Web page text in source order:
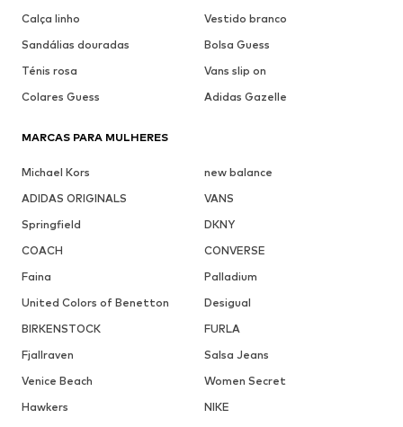
Calça linho
Vestido branco
Sandálias douradas
Bolsa Guess
Ténis rosa
Vans slip on
Colares Guess
Adidas Gazelle
MARCAS PARA MULHERES
Michael Kors
new balance
ADIDAS ORIGINALS
VANS
Springfield
DKNY
COACH
CONVERSE
Faina
Palladium
United Colors of Benetton
Desigual
BIRKENSTOCK
FURLA
Fjallraven
Salsa Jeans
Venice Beach
Women Secret
Hawkers
NIKE